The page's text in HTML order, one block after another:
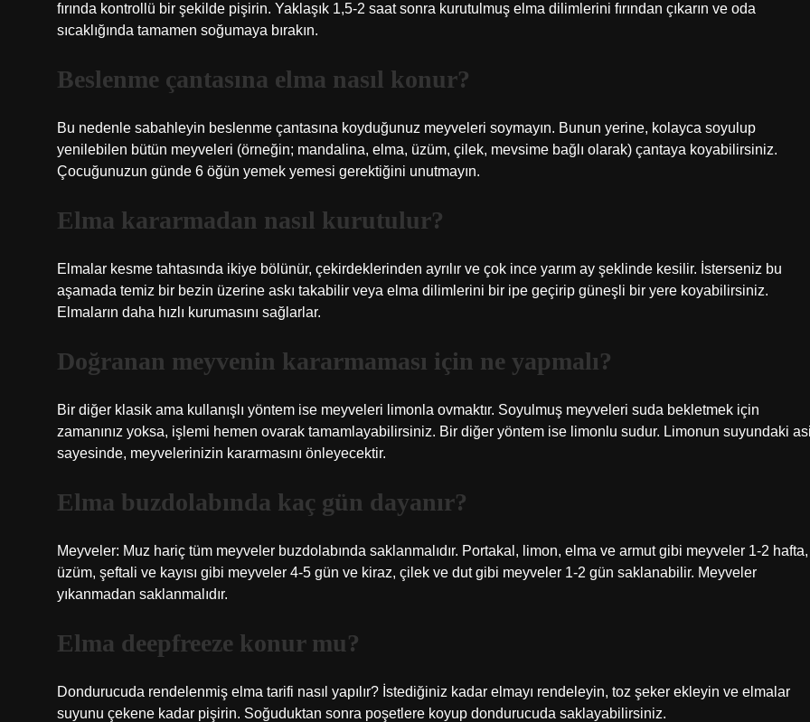
fırında kontrollü bir şekilde pişirin. Yaklaşık 1,5-2 saat sonra kurutulmuş elma dilimlerini fırından çıkarın ve oda
sıcaklığında tamamen soğumaya bırakın.
Beslenme çantasına elma nasıl konur?
Bu nedenle sabahleyin beslenme çantasına koyduğunuz meyveleri soymayın. Bunun yerine, kolayca soyulup
yenilebilen bütün meyveleri (örneğin; mandalina, elma, üzüm, çilek, mevsime bağlı olarak) çantaya koyabilirsiniz.
Çocuğunuzun günde 6 öğün yemek yemesi gerektiğini unutmayın.
Elma kararmadan nasıl kurutulur?
Elmalar kesme tahtasında ikiye bölünür, çekirdeklerinden ayrılır ve çok ince yarım ay şeklinde kesilir. İsterseniz bu
aşamada temiz bir bezin üzerine askı takabilir veya elma dilimlerini bir ipe geçirip güneşli bir yere koyabilirsiniz.
Elmaların daha hızlı kurumasını sağlarlar.
Doğranan meyvenin kararmaması için ne yapmalı?
Bir diğer klasik ama kullanışlı yöntem ise meyveleri limonla ovmaktır. Soyulmuş meyveleri suda bekletmek için
zamanınız yoksa, işlemi hemen ovarak tamamlayabilirsiniz. Bir diğer yöntem ise limonlu sudur. Limonun suyundaki
sayesinde, meyvelerinizin kararmasını önleyecektir.
Elma buzdolabında kaç gün dayanır?
Meyveler: Muz hariç tüm meyveler buzdolabında saklanmalıdır. Portakal, limon, elma ve armut gibi meyveler 1-2 hafta,
üzüm, şeftali ve kayısı gibi meyveler 4-5 gün ve kiraz, çilek ve dut gibi meyveler 1-2 gün saklanabilir. Meyveler
yıkanmadan saklanmalıdır.
Elma deepfreeze konur mu?
Dondurucuda rendelenmiş elma tarifi nasıl yapılır? İstediğiniz kadar elmayı rendeleyin, toz şeker ekleyin ve elmalar
suyunu çekene kadar pişirin. Soğuduktan sonra poşetlere koyup dondurucuda saklayabilirsiniz.